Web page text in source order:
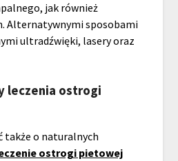
jak również
Alternatywnymi sposobami
ultradźwięki, lasery oraz
leczenia ostrogi
także o naturalnych
ostrogi pietowej